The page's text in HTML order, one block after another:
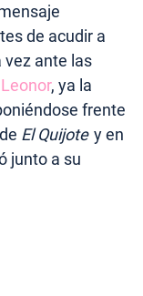
de acudir a
vez ante las
, ya la
frente
El Quijote y en
junto a su